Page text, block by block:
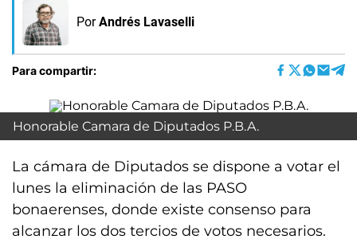
Por Andrés Lavaselli
Para compartir:
Honorable Camara de Diputados P.B.A.
La cámara de Diputados se dispone a votar el
lunes la eliminación de las PASO
bonaerenses, donde existe consenso para
alcanzar los dos tercios de votos necesarios.